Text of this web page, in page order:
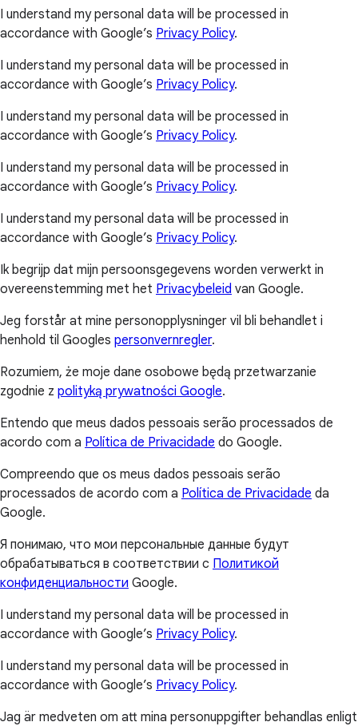
I understand my personal data will be processed in
accordance with Google’s Privacy Policy.
I understand my personal data will be processed in
accordance with Google’s Privacy Policy.
I understand my personal data will be processed in
accordance with Google’s Privacy Policy.
I understand my personal data will be processed in
accordance with Google’s Privacy Policy.
I understand my personal data will be processed in
accordance with Google’s Privacy Policy.
Ik begrijp dat mijn persoonsgegevens worden verwerkt in
overeenstemming met het Privacybeleid van Google.
Jeg forstår at mine personopplysninger vil bli behandlet i
henhold til Googles personvernregler.
Rozumiem, że moje dane osobowe będą przetwarzanie
zgodnie z polityką prywatności Google.
Entendo que meus dados pessoais serão processados de
acordo com a Política de Privacidade do Google.
Compreendo que os meus dados pessoais serão
processados de acordo com a Política de Privacidade da
Google.
Я понимаю, что мои персональные данные будут
обрабатываться в соответствии с Политикой
конфиденциальности Google.
I understand my personal data will be processed in
accordance with Google’s Privacy Policy.
I understand my personal data will be processed in
accordance with Google’s Privacy Policy.
Jag är medveten om att mina personuppgifter behandlas enligt